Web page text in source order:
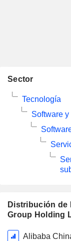
Distribución de
Group Holding
PeríodoAlibaba
Sector
Tecnología
Software y